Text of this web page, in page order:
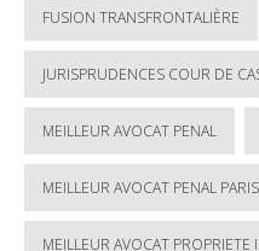
FUSION TRANSFRONTALIÈRE
JURISPRUDENCES COUR DE
MEILLEUR AVOCAT PENAL
MEILLEUR AVOCAT PENAL PARIS
MEILLEUR AVOCAT PROPRIETE